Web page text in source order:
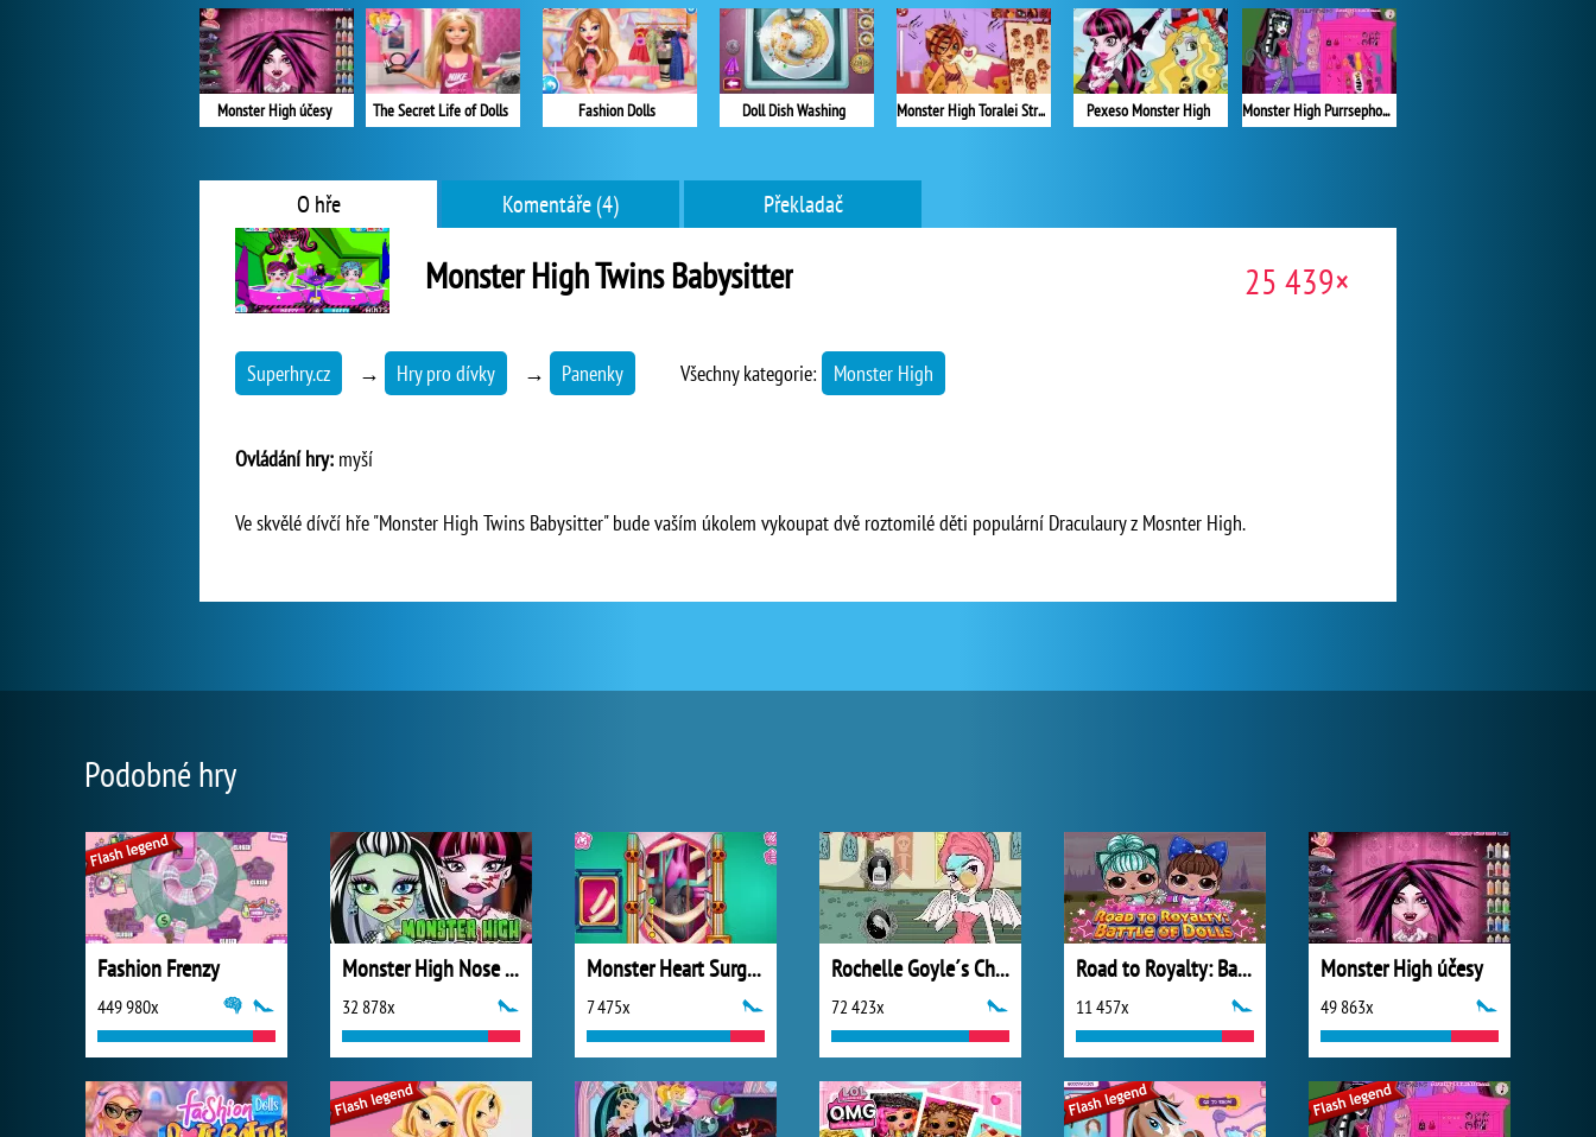
Monster High účesy Monster High Purrsephone and Meowlody
The Secret Life of Dolls Fashion Dolls Doll Dish Washing Monster High Toralei Stripe Hairstyle Pexeso Monster High
O hře Komentáře (4) Překladač
Monster High Twins Babysitter 25 439×
Superhry.cz → Hry pro dívky → Panenky Všechny kategorie: Monster High
Ovládání hry: myší
Ve skvělé dívčí hře "Monster High Twins Babysitter" bude vaším úkolem vykoupat dvě roztomilé děti populární Draculaury z Mosnter High.
Podobné hry
Fashion Frenzy
449 980x
Monster High Nose Doctor
32 878x
Monster Heart Surgery
7 475x
Rochelle Goyle´s Chic Makeover
72 423x
Road to Royalty: Battle of Dolls
11 457x
Monster High účesy
49 863x